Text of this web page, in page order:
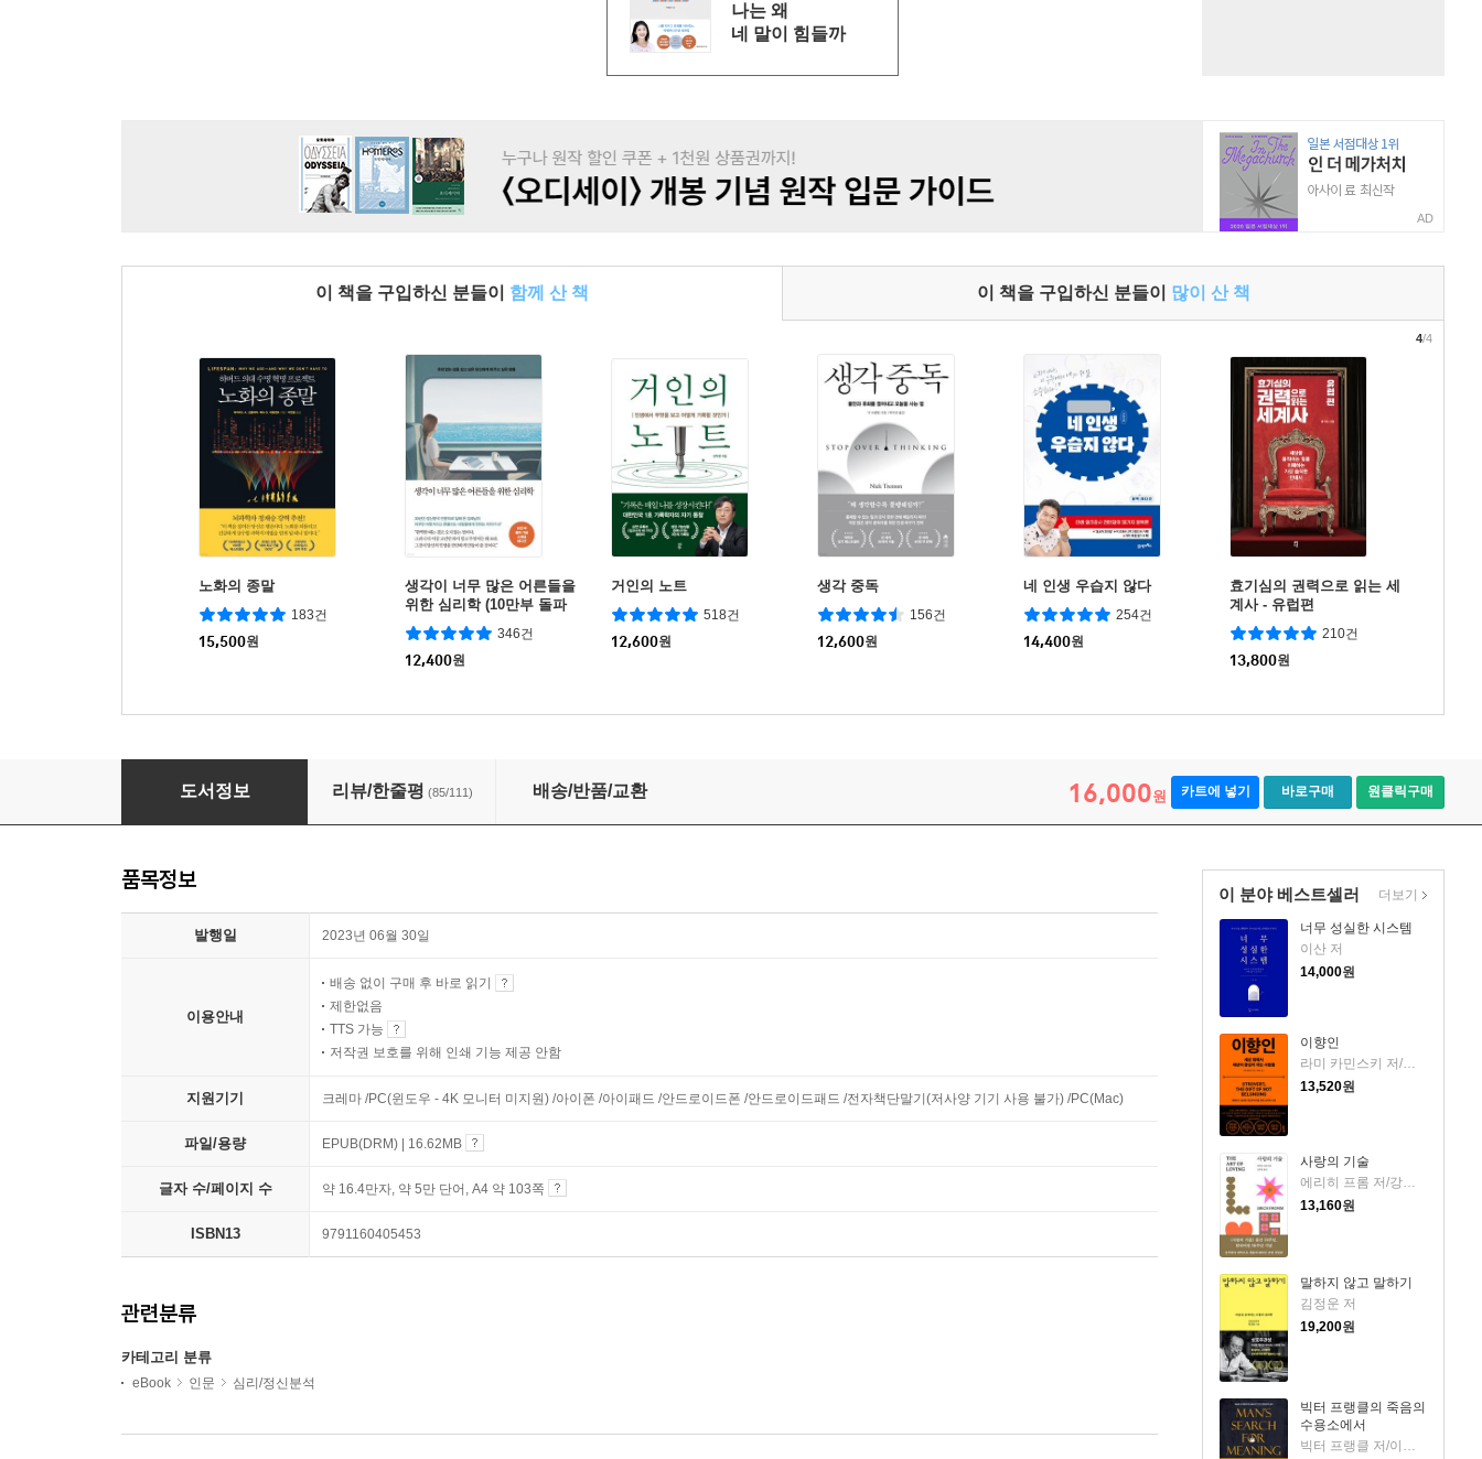
나는 왜
네 말이 힘들까
AD
이 책을 구입하신 분들이 함께 산 책 이 책을 구입하신 분들이 많이 산 책
노화의 종말
183건
15,500원
생각이 너무 많은 어른들을
위한 심리학 (10만부 돌파
기념 스페셜 에디션)
346건
12,400원
거인의 노트
518건
12,600원
생각 중독
156건
12,600원
네 인생 우습지 않다
254건
14,400원
효기심의 권력으로 읽는 세
계사 - 유럽편
210건
13,800원
4/4
매우 예민한 사람들을 위한 상담소
도서정보 리뷰/한줄평 (85/111) 배송/반품/교환 16,000원 카트에 넣기 바로구매 원클릭구매
이 분야 베스트셀러
너무 성실한 시스템
이산 저
14,000원
이향인
13,520원
사랑의 기술
13,160원
말하지 않고 말하기
김정운 저
19,200원
빅터 프랭클의 죽음의
수용소에서
더보기
품목정보
발행일 2023년 06월 30일
이용안내
배송 없이 구매 후 바로 읽기
제한없음
TTS 가능
저작권 보호를 위해 인쇄 기능 제공 안함
지원기기 크레마 /PC(윈도우 - 4K 모니터 미지원) /아이폰 /아이패드 /안드로이드폰 /안드로이드패드 /전자책단말기(저사양 기기 사용 불가) /PC(Mac)
파일/용량 EPUB(DRM) | 16.62MB
글자 수/페이지 수 약 16.4만자, 약 5만 단어, A4 약 103쪽
ISBN13 9791160405453
관련분류
카테고리 분류
eBook 인문 심리/정신분석